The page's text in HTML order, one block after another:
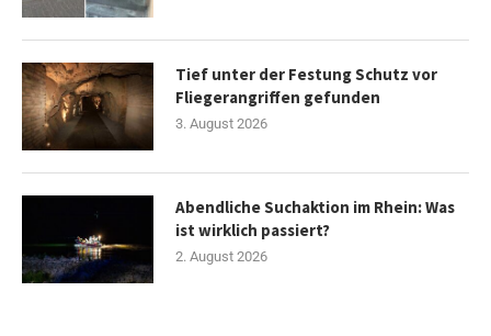
Tief unter der Festung Schutz vor
Fliegerangriffen gefunden
3. August 2026
Abendliche Suchaktion im Rhein: Was
ist wirklich passiert?
2. August 2026